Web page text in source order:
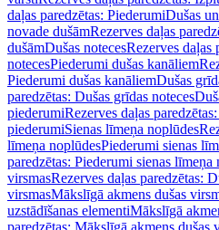
daļas paredzētas: PiederumiDušas
novade dušāmRezerves daļas
dušāmDušas notecesRezerves daļas
notecesPiederumi dušas kanāliem
Piederumi dušas kanāliemDušas
paredzētas: Dušas grīdas noteces
piederumiRezerves daļas
piederumiSienas līmeņa noplūdes
līmeņa noplūdesPiederumi sienas
paredzētas: Piederumi sienas līmeņa
virsmasRezerves daļas paredzētas:
virsmasMākslīgā akmens dušas
uzstādīšanas elementiMākslīgā
paredzētas: Mākslīgā akmens dušas